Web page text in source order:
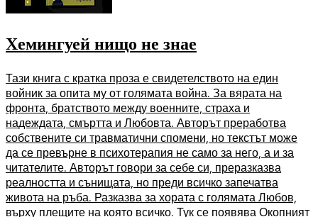
Хемингуей нищо не знае
Тази книга с кратка проза е свидетелството на един
войник за опита му от голямата война. За вярата на
фронта, братството между военните, страха и
надеждата, смъртта и Любовта. Авторът преработва
собствените си травматични спомени, но текстът може
да се превърне в психотерапия не само за него, а и за
читателите. Авторът говори за себе си, преразказва
реалността и сънищата, но преди всичко запечатва
живота на ръба. Разказва за хората с голямата Любов,
върху плещите на която всичко. Тук се появява Окопният